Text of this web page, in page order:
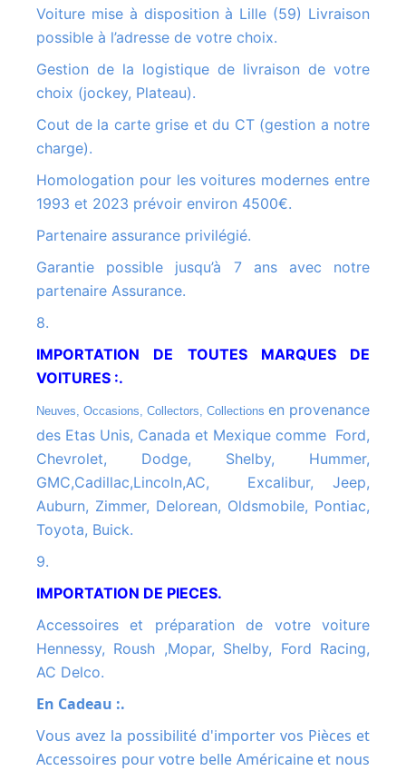
Voiture mise à disposition à Lille (59) Livraison
possible à l’adresse de votre choix.
Gestion de la logistique de livraison de votre
choix (jockey, Plateau).
Cout de la carte grise et du CT (gestion a notre
charge).
Homologation pour les voitures modernes entre
1993 et 2023 prévoir environ 4500€.
Partenaire assurance privilégié.
Garantie possible jusqu’à 7 ans avec notre
partenaire Assurance.
8.
IMPORTATION DE TOUTES MARQUES DE
VOITURES :.
Neuves, Occasions, Collectors, Collections en provenance
des Etas Unis, Canada et Mexique comme Ford,
Chevrolet, Dodge, Shelby, Hummer,
GMC,Cadillac,Lincoln,AC, Excalibur, Jeep,
Auburn, Zimmer, Delorean, Oldsmobile, Pontiac,
Toyota, Buick.
9.
IMPORTATION DE PIECES.
Accessoires et préparation de votre voiture
Hennessy, Roush ,Mopar, Shelby, Ford Racing,
AC Delco.
En Cadeau :.
Vous avez la possibilité d'importer vos Pièces et
Accessoires pour votre belle Américaine et nous